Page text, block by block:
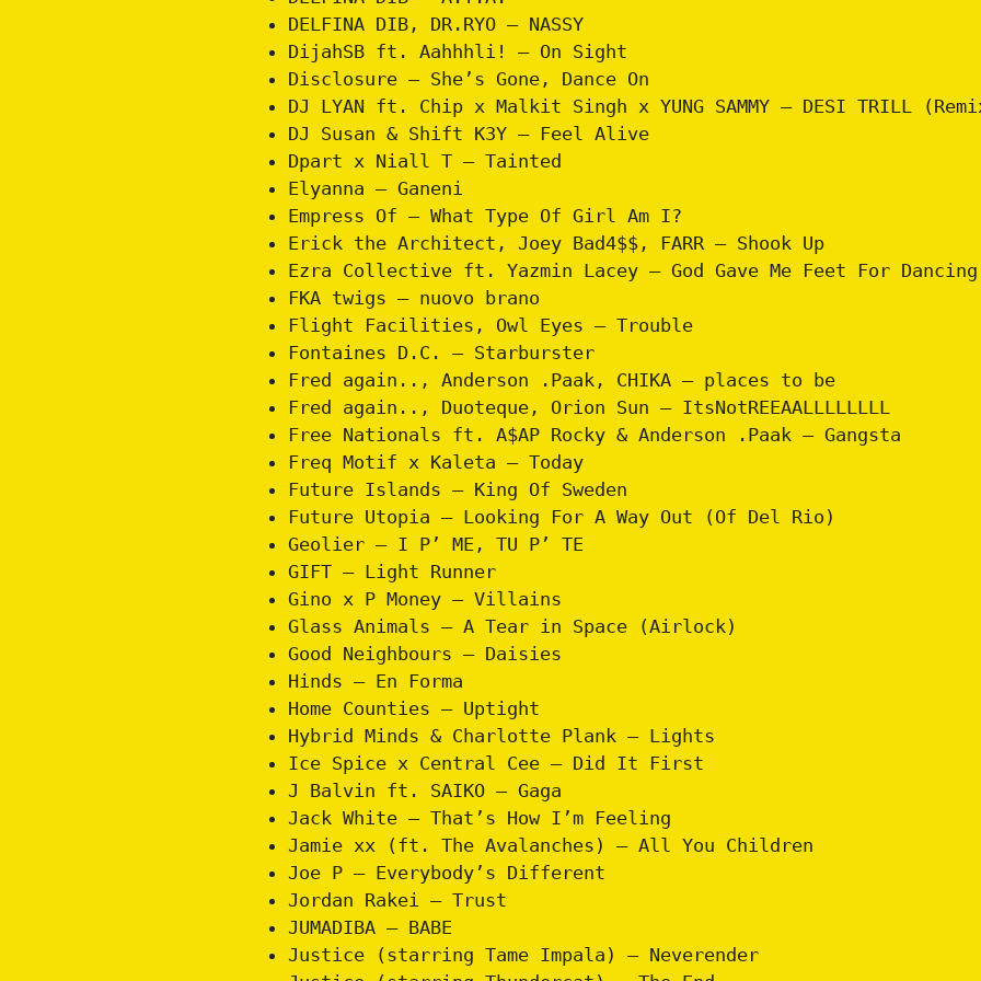
DELFINA DIB, DR.RYO – NASSY
DijahSB ft. Aahhhli! – On Sight
Disclosure – She’s Gone, Dance On
DJ LYAN ft. Chip x Malkit Singh x YUNG SAMMY – DESI TRILL
DJ Susan & Shift K3Y – Feel Alive
Dpart x Niall T – Tainted
Elyanna – Ganeni
Empress Of – What Type Of Girl Am I?
Erick the Architect, Joey Bad4$$, FARR – Shook Up
Ezra Collective ft. Yazmin Lacey – God Gave Me Feet For Dancing
FKA twigs – nuovo brano
Flight Facilities, Owl Eyes – Trouble
Fontaines D.C. – Starburster
Fred again.., Anderson .Paak, CHIKA – places to be
Fred again.., Duoteque, Orion Sun – ItsNotREEAALLLLLLLL
Free Nationals ft. A$AP Rocky & Anderson .Paak – Gangsta
Freq Motif x Kaleta – Today
Future Islands – King Of Sweden
Future Utopia – Looking For A Way Out (Of Del Rio)
Geolier – I P’ ME, TU P’ TE
GIFT – Light Runner
Gino x P Money – Villains
Glass Animals – A Tear in Space (Airlock)
Good Neighbours – Daisies
Hinds – En Forma
Home Counties – Uptight
Hybrid Minds & Charlotte Plank – Lights
Ice Spice x Central Cee – Did It First
J Balvin ft. SAIKO – Gaga
Jack White – That’s How I’m Feeling
Jamie xx (ft. The Avalanches) – All You Children
Joe P – Everybody’s Different
Jordan Rakei – Trust
JUMADIBA – BABE
Justice (starring Tame Impala) – Neverender